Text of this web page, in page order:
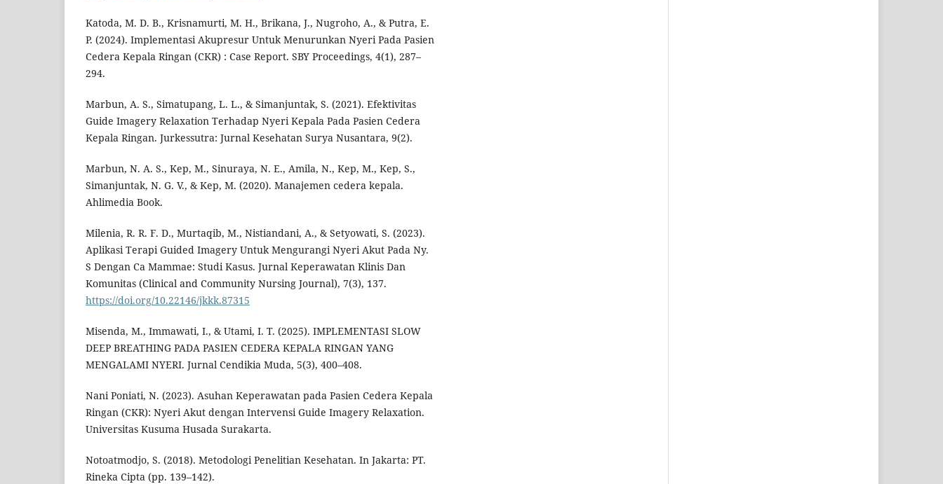
Katoda, M. D. B., Krisnamurti, M. H., Brikana, J., Nugroho, A., & Putra, E.
P. (2024). Implementasi Akupresur Untuk Menurunkan Nyeri Pada Pasien
Cedera Kepala Ringan (CKR) : Case Report. SBY Proceedings, 4(1), 287–
294.
Marbun, A. S., Simatupang, L. L., & Simanjuntak, S. (2021). Efektivitas
Guide Imagery Relaxation Terhadap Nyeri Kepala Pada Pasien Cedera
Kepala Ringan. Jurkessutra: Jurnal Kesehatan Surya Nusantara, 9(2).
Marbun, N. A. S., Kep, M., Sinuraya, N. E., Amila, N., Kep, M., Kep, S.,
Simanjuntak, N. G. V., & Kep, M. (2020). Manajemen cedera kepala.
Ahlimedia Book.
Milenia, R. R. F. D., Murtaqib, M., Nistiandani, A., & Setyowati, S. (2023).
Aplikasi Terapi Guided Imagery Untuk Mengurangi Nyeri Akut Pada Ny.
S Dengan Ca Mammae: Studi Kasus. Jurnal Keperawatan Klinis Dan
Komunitas (Clinical and Community Nursing Journal), 7(3), 137.
https://doi.org/10.22146/jkkk.87315
Misenda, M., Immawati, I., & Utami, I. T. (2025). IMPLEMENTASI SLOW
DEEP BREATHING PADA PASIEN CEDERA KEPALA RINGAN YANG
MENGALAMI NYERI. Jurnal Cendikia Muda, 5(3), 400–408.
Nani Poniati, N. (2023). Asuhan Keperawatan pada Pasien Cedera Kepala
Ringan (CKR): Nyeri Akut dengan Intervensi Guide Imagery Relaxation.
Universitas Kusuma Husada Surakarta.
Notoatmodjo, S. (2018). Metodologi Penelitian Kesehatan. In Jakarta: PT.
Rineka Cipta (pp. 139–142).